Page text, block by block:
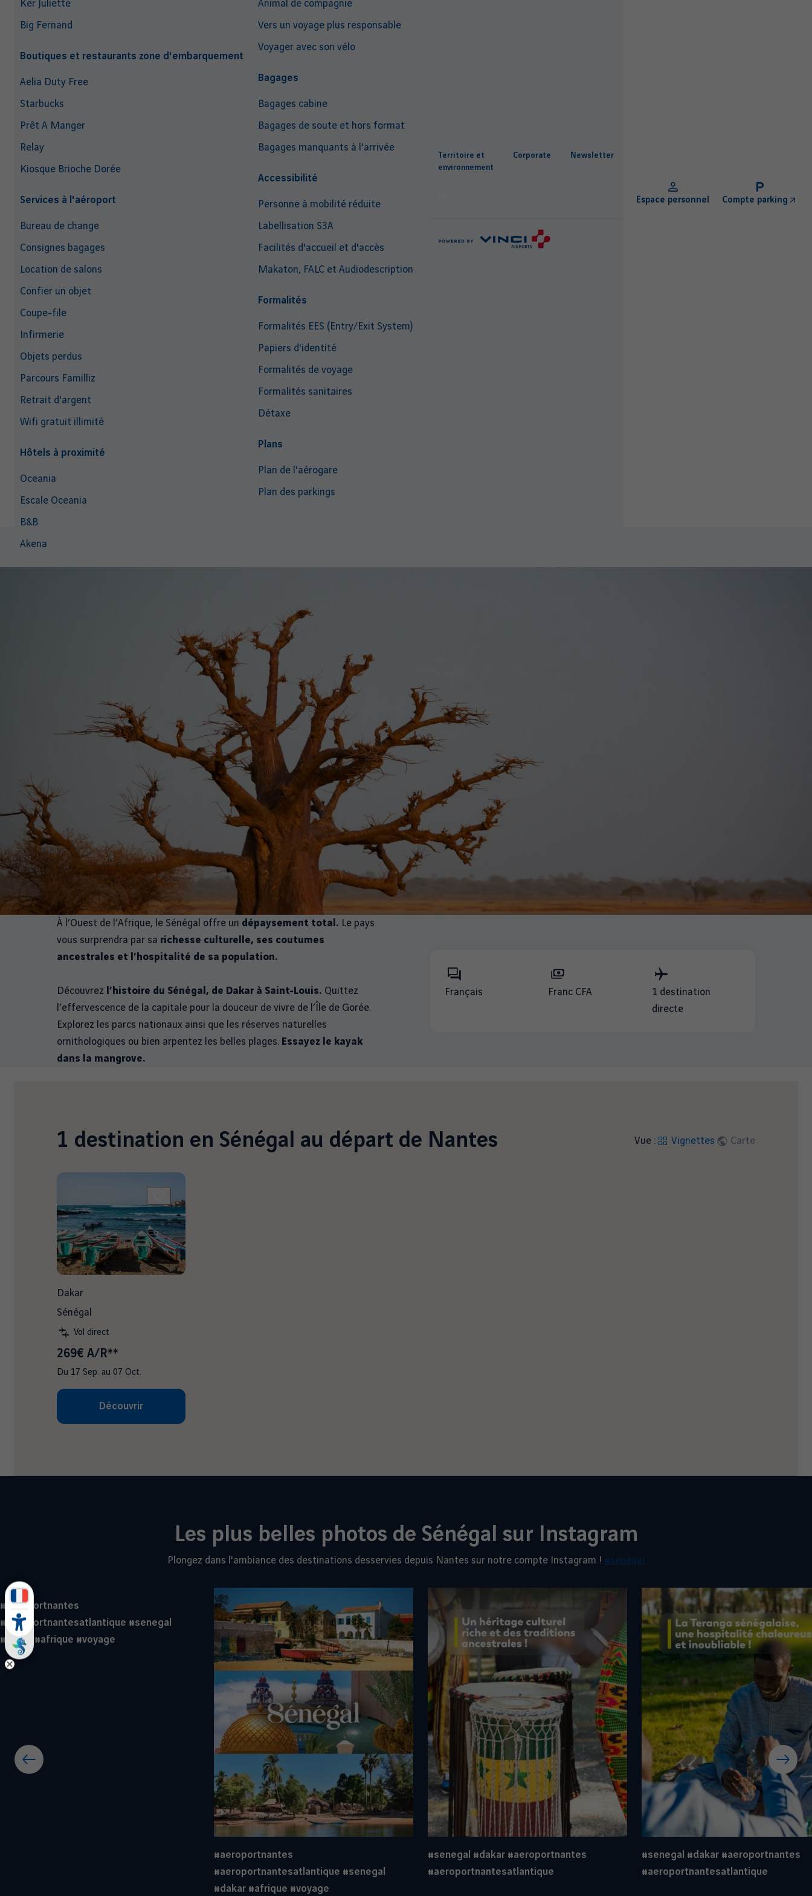
Ker Juliette
Big Fernand
Boutiques et restaurants zone d'embarquement
Aelia Duty Free
Starbucks
Prêt A Manger
Relay
Kiosque Brioche Dorée
Services à l'aéroport
Bureau de change
Consignes bagages
Location de salons
Confier un objet
Coupe-file
Infirmerie
Objets perdus
Parcours Familliz
Retrait d'argent
Wifi gratuit illimité
Hôtels à proximité
Oceania
Escale Oceania
B&B
Akena
Animal de compagnie
Vers un voyage plus responsable
Voyager avec son vélo
Bagages
Bagages cabine
Bagages de soute et hors format
Bagages manquants à l'arrivée
Accessibilité
Personne à mobilité réduite
Labellisation S3A
Facilités d'accueil et d'accès
Makaton, FALC et Audiodescription
Formalités
Formalités EES (Entry/Exit System)
Papiers d'identité
Formalités de voyage
Formalités sanitaires
Détaxe
Plans
Plan de l'aérogare
Plan des parkings
Territoire et
environnement
Corporate Newsletter
Espace personnel Compte parking
À l’Ouest de l’Afrique, le Sénégal offre un dépaysement total. Le pays
vous surprendra par sa richesse culturelle, ses coutumes
ancestrales et l’hospitalité de sa population.
Découvrez l’histoire du Sénégal, de Dakar à Saint-Louis. Quittez
l’effervescence de la capitale pour la douceur de vivre de l’Île de Gorée.
Explorez les parcs nationaux ainsi que les réserves naturelles
ornithologiques ou bien arpentez les belles plages. Essayez le kayak
dans la mangrove.
Français Franc CFA
1 destination
directe
1 destination en Sénégal au départ de Nantes Vue : Vignettes Carte
Dakar
Sénégal
Vol direct
269€ A/R**
Du 17 Sep. au 07 Oct.
Découvrir
Les plus belles photos de Sénégal sur Instagram
Plongez dans l'ambiance des destinations desservies depuis Nantes sur notre compte Instagram ! #sénégal
#aeroportnantes
#aeroportnantesatlantique #senegal
#dakar
#afrique #voyage
#aeroportnantes
#aeroportnantesatlantique #senegal
#dakar #afrique #voyage
#senegal #dakar #aeroportnantes
#aeroportnantesatlantique
#senegal #dakar #aeroportnantes
#aeroportnantesatlantique